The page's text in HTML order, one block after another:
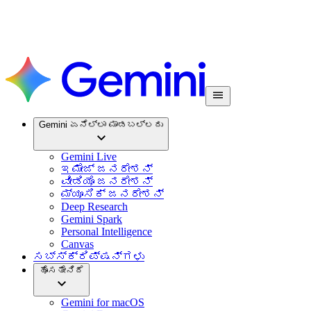
Gemini ಏನೆಲ್ಲಾ ಮಾಡಬಲ್ಲದು
Gemini Live
ಇಮೇಜ್ ಜನರೇಶನ್
ವೀಡಿಯೊ ಜನರೇಶನ್
ಮ್ಯೂಸಿಕ್ ಜನರೇಶನ್
Deep Research
Gemini Spark
Personal Intelligence
Canvas
ಸಬ್‌ಸ್ಕ್ರಿಪ್ಷನ್‌ಗಳು
ಹೊಸತೇನಿದೆ
Gemini for macOS